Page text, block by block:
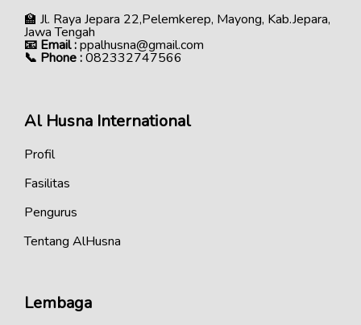
🏫 Jl. Raya Jepara 22,Pelemkerep, Mayong, Kab.Jepara,
Jawa Tengah
📧 Email :ppalhusna@gmail.com
📞 Phone :082332747566
Al Husna International
Profil
Fasilitas
Pengurus
Tentang AlHusna
Lembaga